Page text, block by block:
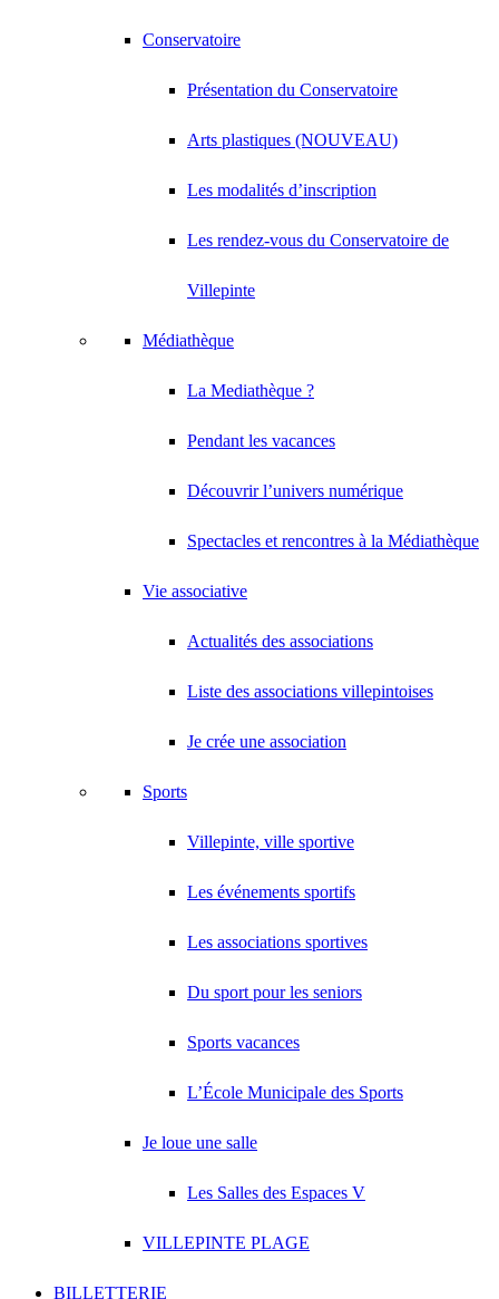
Conservatoire
Présentation du Conservatoire
Arts plastiques (NOUVEAU)
Les modalités d’inscription
Les rendez-vous du Conservatoire de
Villepinte
Médiathèque
La Mediathèque ?
Pendant les vacances
Découvrir l’univers numérique
Spectacles et rencontres à la Médiathèque
Vie associative
Actualités des associations
Liste des associations villepintoises
Je crée une association
Sports
Villepinte, ville sportive
Les événements sportifs
Les associations sportives
Du sport pour les seniors
Sports vacances
L’École Municipale des Sports
Je loue une salle
Les Salles des Espaces V
VILLEPINTE PLAGE
BILLETTERIE